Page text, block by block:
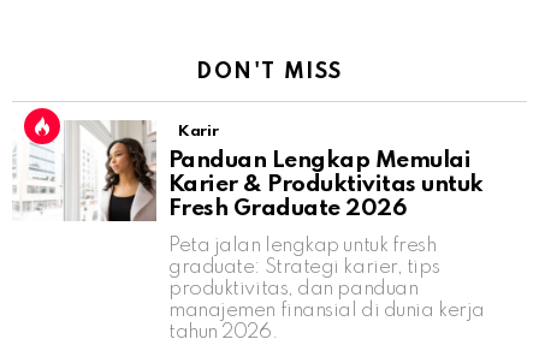
DON'T MISS
Karir
Panduan Lengkap Memulai
Karier & Produktivitas untuk
Fresh Graduate 2026
Peta jalan lengkap untuk fresh
graduate: Strategi karier, tips
produktivitas, dan panduan
manajemen finansial di dunia kerja
tahun 2026.